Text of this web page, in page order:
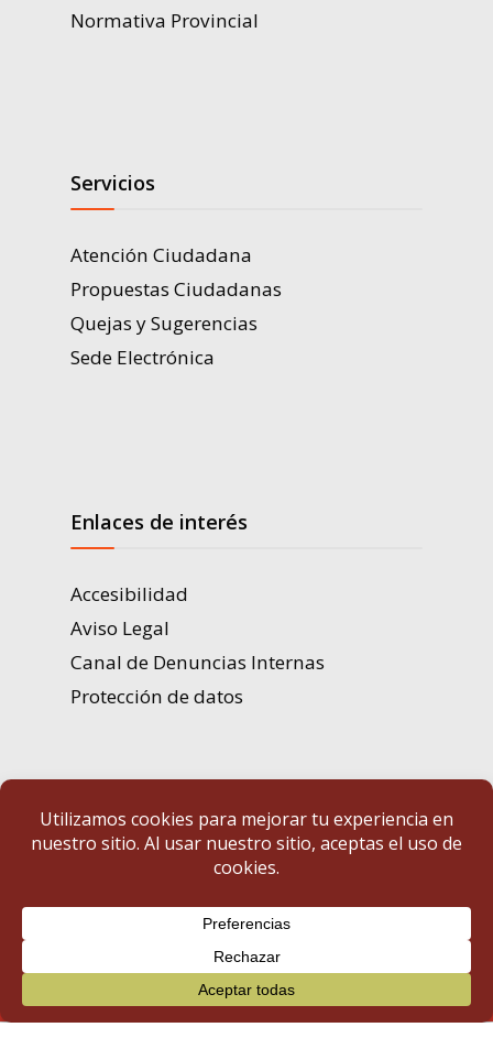
Normativa Provincial
Servicios
Atención Ciudadana
Propuestas Ciudadanas
Quejas y Sugerencias
Sede Electrónica
Enlaces de interés
Accesibilidad
Aviso Legal
Canal de Denuncias Internas
Protección de datos
Portal de Transparencia | Diputación de Badajoz